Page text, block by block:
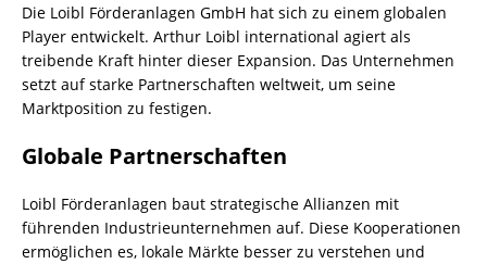
Die Loibl Förderanlagen GmbH hat sich zu einem globalen
Player entwickelt. Arthur Loibl international agiert als
treibende Kraft hinter dieser Expansion. Das Unternehmen
setzt auf starke Partnerschaften weltweit, um seine
Marktposition zu festigen.
Globale Partnerschaften
Loibl Förderanlagen baut strategische Allianzen mit
führenden Industrieunternehmen auf. Diese Kooperationen
ermöglichen es, lokale Märkte besser zu verstehen und